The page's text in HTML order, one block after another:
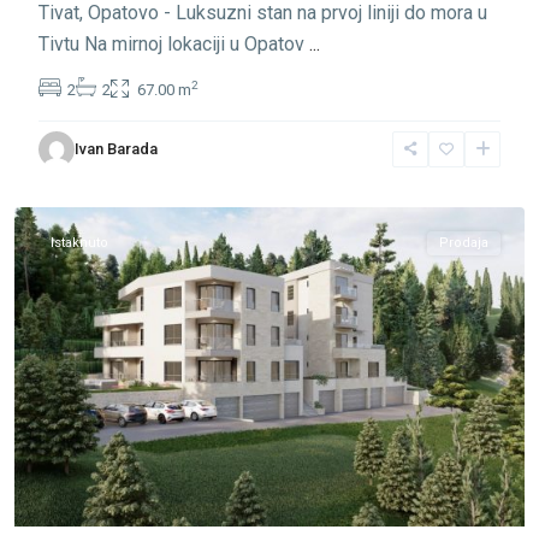
Tivat, Opatovo - Luksuzni stan na prvoj liniji do mora u
Tivtu Na mirnoj lokaciji u Opatov ...
2 2 67.00 m2
Ivan Barada
Donja
Lastva,
Istaknuto Prodaja